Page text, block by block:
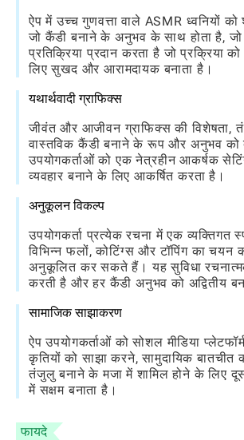
ऐप में उच्च गुणवत्ता वाले ASMR ध्वनियों को
जो कैंडी बनाने के अनुभव के साथ होता है,
प्रतिक्रिया प्रदान करता है जो प्रक्रिया
लिए सुखद और आरामदायक बनाता है।
यथार्थवादी ग्राफिक्स
जीवंत और आजीवन ग्राफिक्स की विशेषता,
वास्तविक कैंडी बनाने के रूप और अनुभव को
उपयोगकर्ताओं को एक नेत्रहीन आकर्षक
व्यवहार बनाने के लिए आकर्षित करता है।
अनुकूलन विकल्प
उपयोगकर्ता प्रत्येक रचना में एक व्यक्तिगत
विभिन्न फलों, कोटिंग्स और टॉपिंग का
अनुकूलित कर सकते हैं। यह सुविधा
करती है और हर कैंडी अनुभव को अद्वितीय
सामाजिक साझाकरण
ऐप उपयोगकर्ताओं को सोशल मीडिया
कृतियों को साझा करने, सामुदायिक बातचीत
तंजुलु बनाने के मजा में शामिल होने के लिए
में सक्षम बनाता है।
फायदे